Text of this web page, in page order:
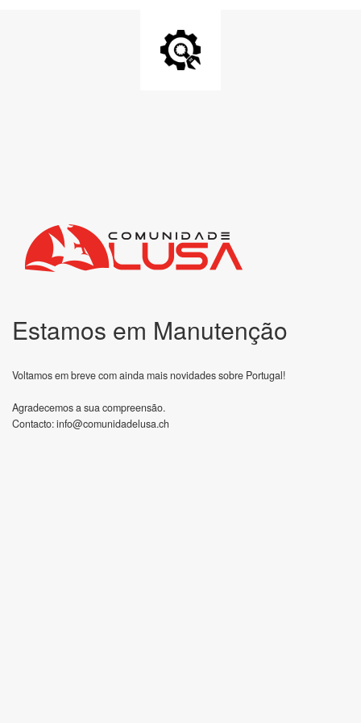
Estamos em Manutenção
Voltamos em breve com ainda mais novidades sobre Portugal!
Agradecemos a sua compreensão.
Contacto:info@comunidadelusa.ch